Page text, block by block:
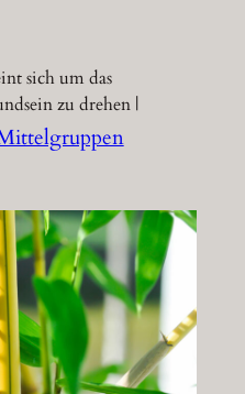
sich um das
zu drehen |